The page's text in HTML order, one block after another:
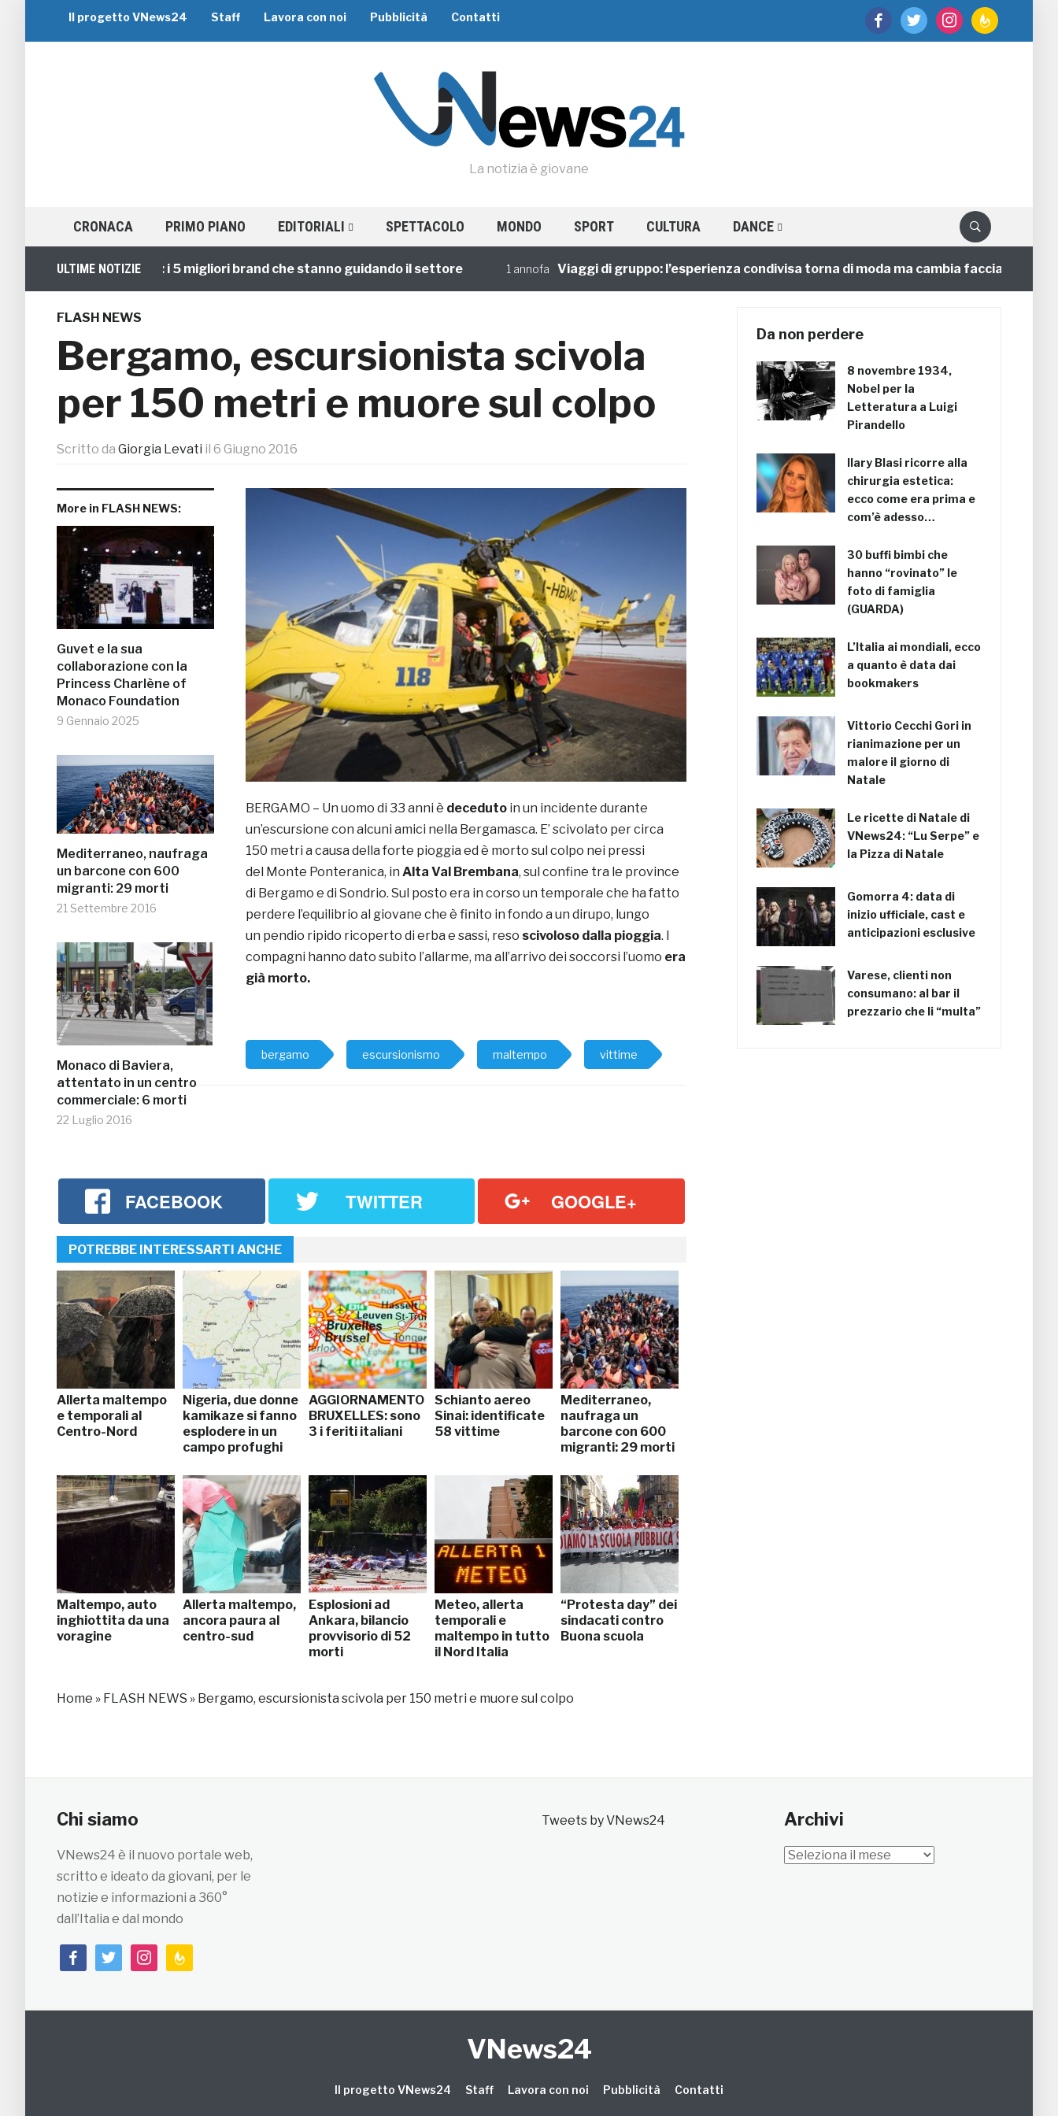
facebooktwitter instagramfeedburner
Il progetto VNews24 Staff Lavora con noi Pubblicità Contatti
La notizia è giovane
CRONACA PRIMO PIANO EDITORIALI SPETTACOLO MONDO SPORT CULTURA DANCE
ULTIME NOTIZIE
Viaggi di Gruppo: i 5 migliori brand che stanno guidando il settore 1 annofa Viaggi di gruppo: l’esperienza condivisa torna di moda ma cambia faccia
FLASH NEWS
Bergamo, escursionista scivola
per 150 metri e muore sul colpo
Scritto da Giorgia Levati il 6 Giugno 2016
More in FLASH NEWS:
Guvet e la sua
collaborazione con la
Princess Charlène of
Monaco Foundation
9 Gennaio 2025
Mediterraneo, naufraga
un barcone con 600
migranti: 29 morti
21 Settembre 2016
Monaco di Baviera,
attentato in un centro
commerciale: 6 morti
22 Luglio 2016
BERGAMO – Un uomo di 33 anni è deceduto in un incidente durante
un’escursione con alcuni amici nella Bergamasca. E’ scivolato per circa
150 metri a causa della forte pioggia ed è morto sul colpo nei pressi
del Monte Ponteranica, in Alta Val Brembana, sul confine tra le province
di Bergamo e di Sondrio. Sul posto era in corso un temporale che ha fatto
perdere l’equilibrio al giovane che è finito in fondo a un dirupo, lungo
un pendio ripido ricoperto di erba e sassi, reso scivoloso dalla pioggia. I
compagni hanno dato subito l’allarme, ma all’arrivo dei soccorsi l’uomo era
già morto.
bergamo escursionismo maltempo vittime
FACEBOOK TWITTER GOOGLE+
POTREBBE INTERESSARTI ANCHE
Allerta maltempo
e temporali al
Centro-Nord
Nigeria, due donne
kamikaze si fanno
esplodere in un
campo profughi
AGGIORNAMENTO
BRUXELLES: sono
3 i feriti italiani
Schianto aereo
Sinai: identificate
58 vittime
Mediterraneo,
naufraga un
barcone con 600
migranti: 29 morti
Maltempo, auto
inghiottita da una
voragine
Allerta maltempo,
ancora paura al
centro-sud
Esplosioni ad
Ankara, bilancio
provvisorio di 52
morti
Meteo, allerta
temporali e
maltempo in tutto
il Nord Italia
“Protesta day” dei
sindacati contro
Buona scuola
Home » FLASH NEWS » Bergamo, escursionista scivola per 150 metri e muore sul colpo
Da non perdere
8 novembre 1934,
Nobel per la
Letteratura a Luigi
Pirandello
Ilary Blasi ricorre alla
chirurgia estetica:
ecco come era prima e
com’è adesso…
30 buffi bimbi che
hanno “rovinato” le
foto di famiglia
(GUARDA)
L’Italia ai mondiali, ecco
a quanto è data dai
bookmakers
Vittorio Cecchi Gori in
rianimazione per un
malore il giorno di
Natale
Le ricette di Natale di
VNews24: “Lu Serpe” e
la Pizza di Natale
Gomorra 4: data di
inizio ufficiale, cast e
anticipazioni esclusive
Varese, clienti non
consumano: al bar il
prezzario che li “multa”
Chi siamo
VNews24 è il nuovo portale web,
scritto e ideato da giovani, per le
notizie e informazioni a 360°
dall’Italia e dal mondo
facebooktwitterinstagramfeedburner
Tweets by VNews24 Archivi
Archivi
VNews24
Il progetto VNews24 Staff Lavora con noi Pubblicità Contatti